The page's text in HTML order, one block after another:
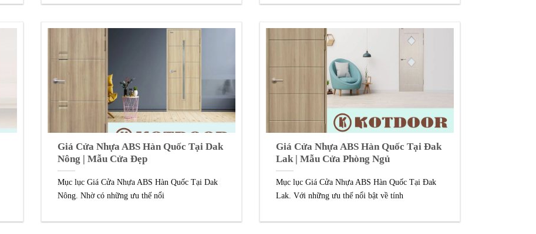
Giá Cửa Nhựa ABS Hàn Quốc Tại Dak
Nông | Mẫu Cửa Đẹp
Mục lục Giá Cửa Nhựa ABS Hàn Quốc Tại Dak
Nông. Nhờ có những ưu thế nổi
Giá Cửa Nhựa ABS Hàn Quốc Tại Đak
Lak | Mẫu Cửa Phòng Ngủ
Mục lục Giá Cửa Nhựa ABS Hàn Quốc Tại Đak
Lak. Với những ưu thế nổi bật về tính